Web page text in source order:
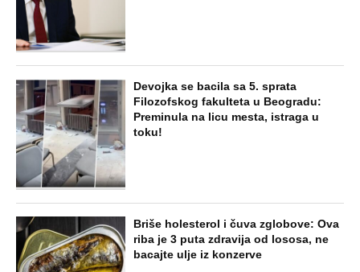
Devojka se bacila sa 5. sprata
Filozofskog fakulteta u Beogradu:
Preminula na licu mesta, istraga u
toku!
Briše holesterol i čuva zglobove: Ova
riba je 3 puta zdravija od lososa, ne
bacajte ulje iz konzerve